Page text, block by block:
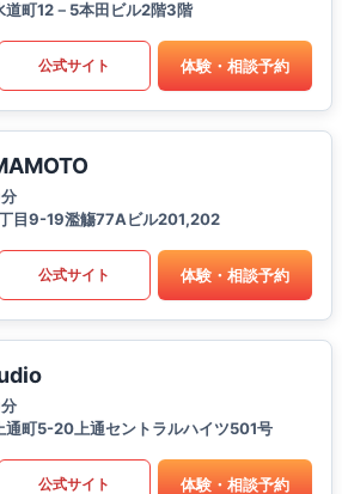
道町12－5本田ビル2階3階
公式サイト 体験・相談予約
目9-19濫觴77Aビル201,202
公式サイト 体験・相談予約
通町5-20上通セントラルハイツ501号
公式サイト 体験・相談予約